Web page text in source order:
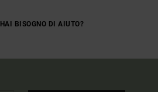
HAI BISOGNO DI AIUTO?